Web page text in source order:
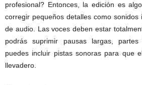
profesional? Entonces, la edición es
corregir pequeños detalles como sonidos
de audio. Las voces deben estar
podrás suprimir pausas largas,
puedes incluir pistas sonoras para que
llevadero.